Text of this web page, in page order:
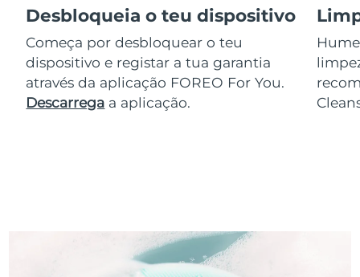
Desbloqueia o teu dispositivo
Começa por desbloquear o teu
dispositivo e registar a tua garantia
através da aplicação FOREO For You.
Descarrega a aplicação.